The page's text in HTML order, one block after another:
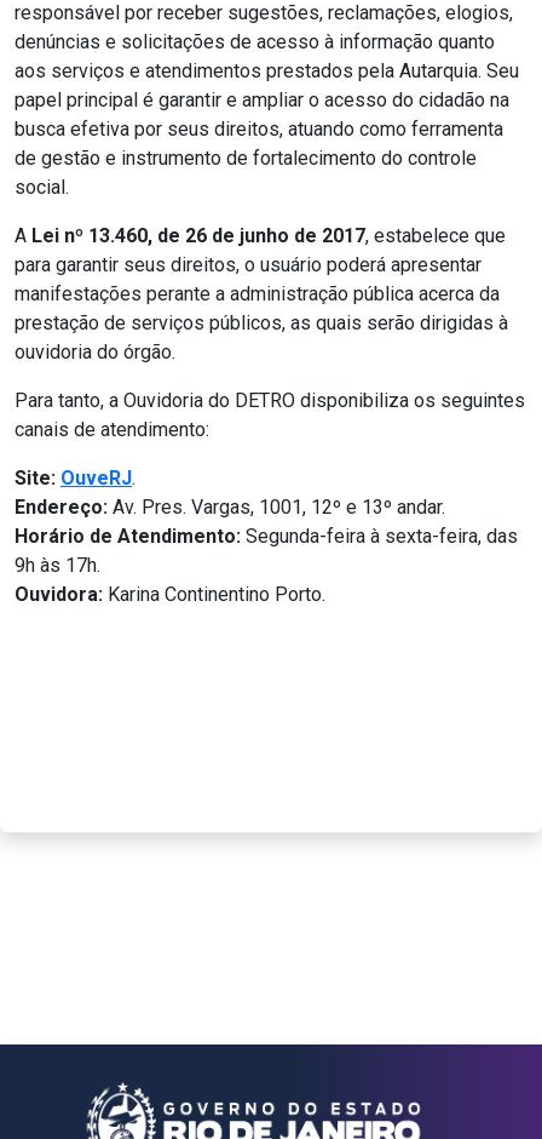
responsável por receber sugestões, reclamações, elogios,
denúncias e solicitações de acesso à informação quanto
aos serviços e atendimentos prestados pela Autarquia. Seu
papel principal é garantir e ampliar o acesso do cidadão na
busca efetiva por seus direitos, atuando como ferramenta
de gestão e instrumento de fortalecimento do controle
social.
A Lei nº 13.460, de 26 de junho de 2017, estabelece que
para garantir seus direitos, o usuário poderá apresentar
manifestações perante a administração pública acerca da
prestação de serviços públicos, as quais serão dirigidas à
ouvidoria do órgão.
Para tanto, a Ouvidoria do DETRO disponibiliza os seguintes
canais de atendimento:
Site: OuveRJ.
Endereço: Av. Pres. Vargas, 1001, 12º e 13º andar.
Horário de Atendimento: Segunda-feira à sexta-feira, das
9h às 17h.
Ouvidora: Karina Continentino Porto.